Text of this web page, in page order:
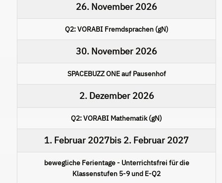
26. November 2026
Q2: VORABI Fremdsprachen (gN)
30. November 2026
SPACEBUZZ ONE auf Pausenhof
2. Dezember 2026
Q2: VORABI Mathematik (gN)
1. Februar 2027bis 2. Februar 2027
bewegliche Ferientage - Unterrichtsfrei für die
Klassenstufen 5-9 und E-Q2